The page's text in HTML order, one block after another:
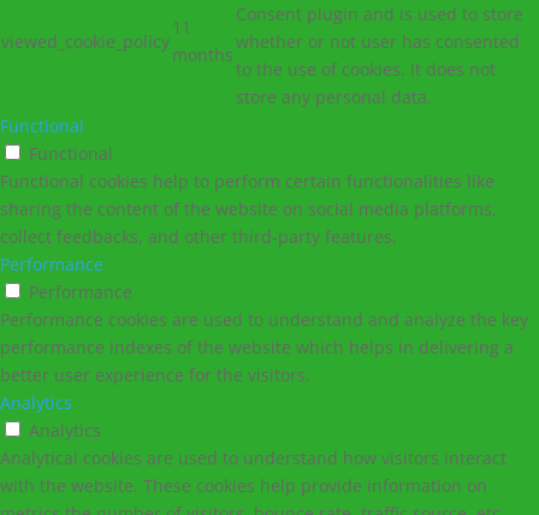
viewed_cookie_policy
11
months
Consent plugin and is used to store
whether or not user has consented
to the use of cookies. It does not
store any personal data.
Functional
Functional
Functional cookies help to perform certain functionalities like
sharing the content of the website on social media platforms,
collect feedbacks, and other third-party features.
Performance
Performance
Performance cookies are used to understand and analyze the key
performance indexes of the website which helps in delivering a
better user experience for the visitors.
Analytics
Analytics
Analytical cookies are used to understand how visitors interact
with the website. These cookies help provide information on